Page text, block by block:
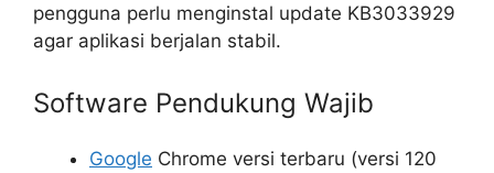
pengguna perlu menginstal update KB3033929
agar aplikasi berjalan stabil.
Software Pendukung Wajib
Google Chrome versi terbaru (versi 120